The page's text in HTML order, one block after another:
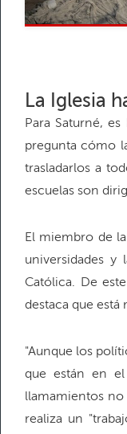
La Iglesia
Para Saturné,
pregunta cómo
trasladarlos a
escuelas son
El miembro de
universidades
Católica. De
destaca que está
"Aunque los
que están en
llamamientos no
realiza un